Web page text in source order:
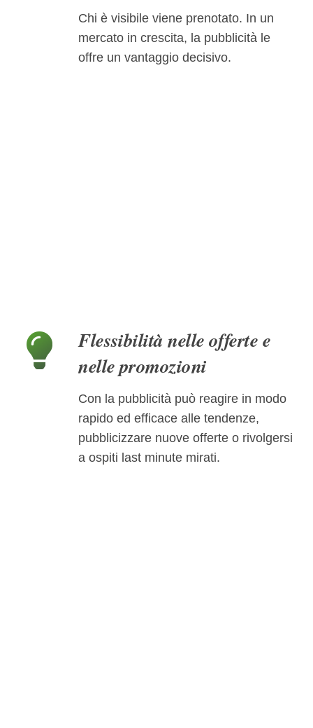
Chi è visibile viene prenotato. In un
mercato in crescita, la pubblicità le
offre un vantaggio decisivo.
Flessibilità nelle offerte e
nelle promozioni
Con la pubblicità può reagire in modo
rapido ed efficace alle tendenze,
pubblicizzare nuove offerte o rivolgersi
a ospiti last minute mirati.